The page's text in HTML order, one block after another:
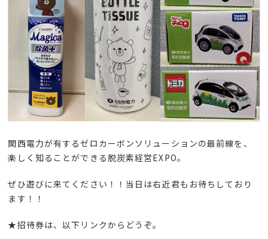
関西電力が有するゼロカーボンソリューションの最前線を、
楽しく知ることができる脱炭素経営EXPO。
ぜひ遊びに来てください！！当日は右近君もお待ちしており
ます！！
★招待券は、以下リンクからどうぞ。